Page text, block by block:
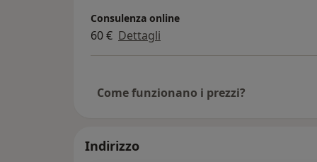
Consulenza online
60 € Dettagli
Come funzionano i prezzi?
Indirizzo